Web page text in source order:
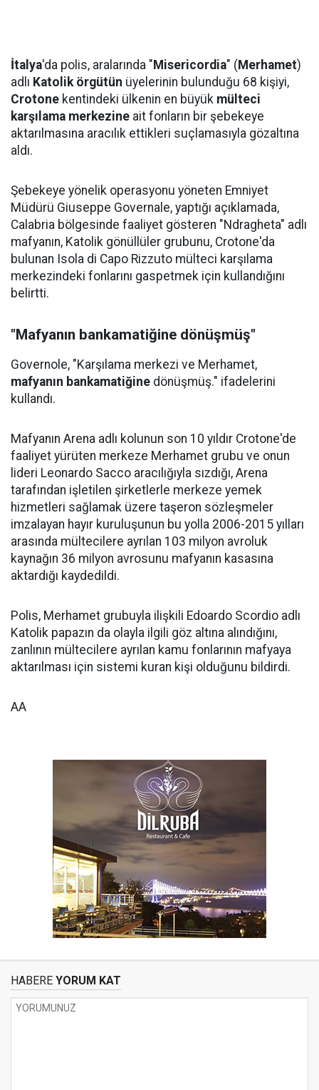
İtalya'da polis, aralarında " Misericordia" ( Merhamet)
adlı Katolik örgütün üyelerinin bulunduğu 68 kişiyi,
Crotone kentindeki ülkenin en büyük mülteci
karşılama merkezine ait fonların bir şebekeye
aktarılmasına aracılık ettikleri suçlamasıyla gözaltına
aldı.
Şebekeye yönelik operasyonu yöneten Emniyet
Müdürü Giuseppe Governale, yaptığı açıklamada,
Calabria bölgesinde faaliyet gösteren "Ndragheta" adlı
mafyanın, Katolik gönüllüler grubunu, Crotone'da
bulunan Isola di Capo Rizzuto mülteci karşılama
merkezindeki fonlarını gaspetmek için kullandığını
belirtti.
"Mafyanın bankamatiğine dönüşmüş"
Governole, "Karşılama merkezi ve Merhamet,
mafyanın bankamatiğine dönüşmüş." ifadelerini
kullandı.
Mafyanın Arena adlı kolunun son 10 yıldır Crotone'de
faaliyet yürüten merkeze Merhamet grubu ve onun
lideri Leonardo Sacco aracılığıyla sızdığı, Arena
tarafından işletilen şirketlerle merkeze yemek
hizmetleri sağlamak üzere taşeron sözleşmeler
imzalayan hayır kuruluşunun bu yolla 2006-2015 yılları
arasında mültecilere ayrılan 103 milyon avroluk
kaynağın 36 milyon avrosunu mafyanın kasasına
aktardığı kaydedildi.
Polis, Merhamet grubuyla ilişkili Edoardo Scordio adlı
Katolik papazın da olayla ilgili göz altına alındığını,
zanlının mültecilere ayrılan kamu fonlarının mafyaya
aktarılması için sistemi kuran kişi olduğunu bildirdi.
AA
HABERE YORUM KAT